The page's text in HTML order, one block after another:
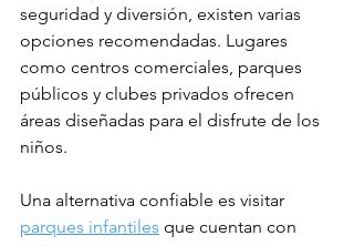
seguridad y diversión, existen varias
opciones recomendadas. Lugares
como centros comerciales, parques
públicos y clubes privados ofrecen
áreas diseñadas para el disfrute de los
niños.
Una alternativa confiable es visitar
parques infantiles que cuentan con